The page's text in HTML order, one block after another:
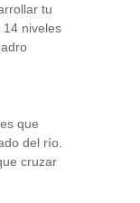
tu
14 niveles
que
del río.
cruzar